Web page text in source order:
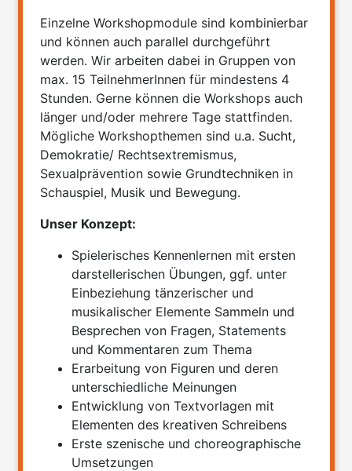
Einzelne Workshopmodule sind kombinierbar
und können auch parallel durchgeführt
werden. Wir arbeiten dabei in Gruppen von
max. 15 TeilnehmerInnen für mindestens 4
Stunden. Gerne können die Workshops auch
länger und/oder mehrere Tage stattfinden.
Mögliche Workshopthemen sind u.a. Sucht,
Demokratie/ Rechtsextremismus,
Sexualprävention sowie Grundtechniken in
Schauspiel, Musik und Bewegung.
Unser Konzept:
Spielerisches Kennenlernen mit ersten
darstellerischen Übungen, ggf. unter
Einbeziehung tänzerischer und
musikalischer Elemente Sammeln und
Besprechen von Fragen, Statements
und Kommentaren zum Thema
Erarbeitung von Figuren und deren
unterschiedliche Meinungen
Entwicklung von Textvorlagen mit
Elementen des kreativen Schreibens
Erste szenische und choreographische
Umsetzungen